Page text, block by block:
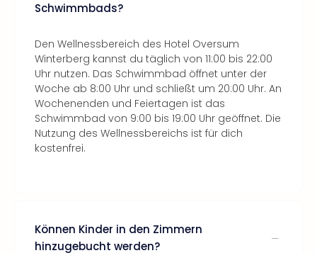
Schwimmbads?
Den Wellnessbereich des Hotel Oversum
Winterberg kannst du täglich von 11:00 bis 22:00
Uhr nutzen. Das Schwimmbad öffnet unter der
Woche ab 8:00 Uhr und schließt um 20:00 Uhr. An
Wochenenden und Feiertagen ist das
Schwimmbad von 9:00 bis 19:00 Uhr geöffnet. Die
Nutzung des Wellnessbereichs ist für dich
kostenfrei.
Können Kinder in den Zimmern
hinzugebucht werden?